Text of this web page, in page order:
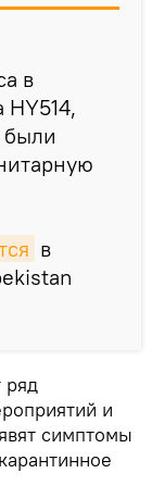
в
были
в
ряд
и
симптомы